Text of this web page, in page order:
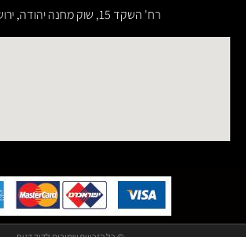
רח' השקד 15, שוק מחנה יהודה, ירושלים